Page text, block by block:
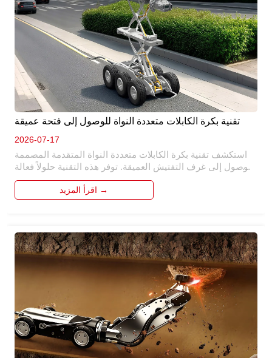
تقنية بكرة الكابلات متعددة النواة للوصول إلى فتحة عميقة
2026-07-17
استكشف تقنية بكرة الكابلات متعددة النواة المتقدمة المصممة
للوصول إلى غرف التفتيش العميقة. توفر هذه التقنية حلولاً فعالة
للوصول إلى غرف التفتيش العميقة ، مما يضمن إدارة كابل
موثوقة. بفضل تصميمه متعدد النواة ، فإنه يعزز الأداء والمتانة.
مثالي للصناعات التي تتطلب عمليات فتحة عميقة ، فهو يبسط
اقرأ المزيد →